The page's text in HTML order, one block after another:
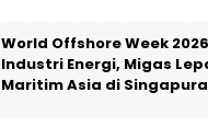
World Offshore Week
Industri Energi, Migas
Maritim Asia di Singapura